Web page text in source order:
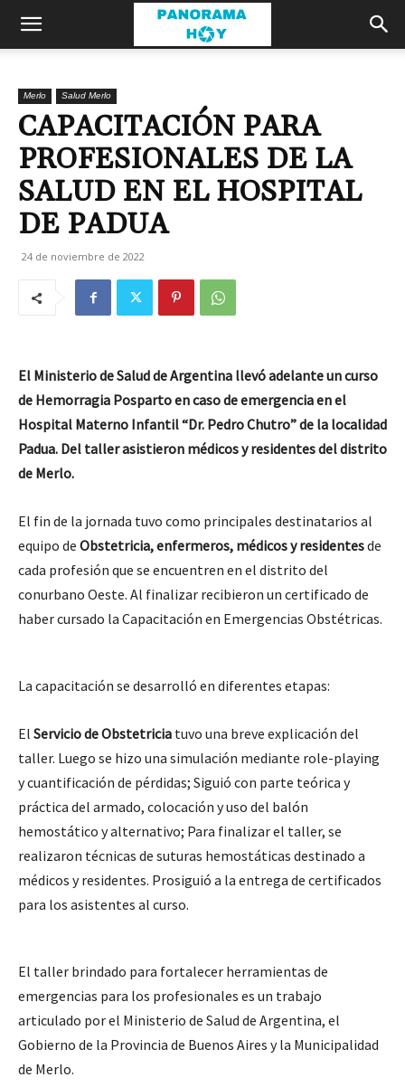
Merlo Salud Merlo
CAPACITACIÓN PARA
PROFESIONALES DE LA
SALUD EN EL HOSPITAL
DE PADUA
24 de noviembre de 2022
El Ministerio de Salud de Argentina llevó adelante un curso
de Hemorragia Posparto en caso de emergencia en el
Hospital Materno Infantil “Dr. Pedro Chutro” de la localidad
Padua. Del taller asistieron médicos y residentes del distrito
de Merlo.
El fin de la jornada tuvo como principales destinatarios al
equipo de Obstetricia, enfermeros, médicos y residentesde
cada profesión que se encuentren en el distrito del
conurbano Oeste. Al finalizar recibieron un certificado de
haber cursado la Capacitación en Emergencias Obstétricas.
La capacitación se desarrolló en diferentes etapas:
El Servicio de Obstetricia tuvo una breve explicación del
taller. Luego se hizo una simulación mediante role-playing
y cuantificación de pérdidas; Siguió con parte teórica y
práctica del armado, colocación y uso del balón
hemostático y alternativo; Para finalizar el taller, se
realizaron técnicas de suturas hemostáticas destinado a
médicos y residentes. Prosiguió a la entrega de certificados
para los asistentes al curso.
El taller brindado para fortalecer herramientas de
emergencias para los profesionales es un trabajo
articulado por el Ministerio de Salud de Argentina, el
Gobierno de la Provincia de Buenos Aires y la Municipalidad
de Merlo.